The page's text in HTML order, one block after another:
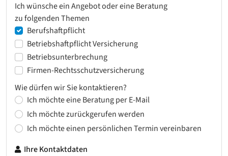
Ich wünsche ein Angebot oder eine Beratung
zu folgenden Themen
Berufshaftpflicht
Betriebshaftpflicht Versicherung
Betriebsunterbrechung
Firmen-Rechtsschutzversicherung
Wie dürfen wir Sie kontaktieren?
Ich möchte eine Beratung per E-Mail
Ich möchte zurückgerufen werden
Ich möchte einen persönlichen Termin vereinbaren
Ihre Kontaktdaten